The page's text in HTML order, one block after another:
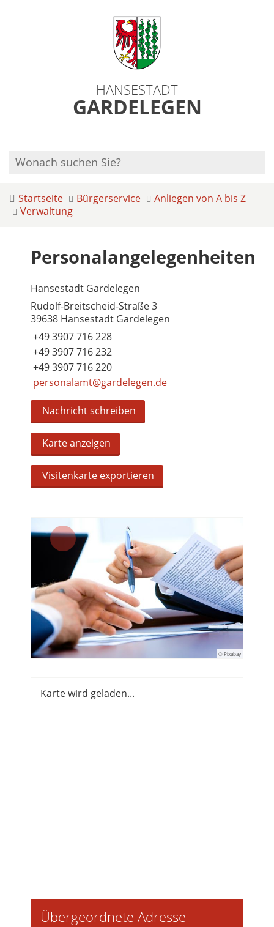
HANSESTADT
GARDELEGEN
Startseite Bürgerservice
Anliegen von A bis Z
Verwaltung
Personalangelegenheiten
Hansestadt Gardelegen
Rudolf-Breitscheid-Straße 3
39638 Hansestadt Gardelegen
+49 3907 716 228
+49 3907 716 232
+49 3907 716 220
personalamt@gardelegen.de
Nachricht schreiben
Karte anzeigen
Visitenkarte exportieren
© Pixabay
Karte wird geladen...
Übergeordnete Adresse